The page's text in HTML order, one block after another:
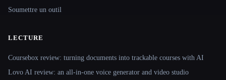
Soumettre un outil
LECTURE
Coursebox review: turning documents into trackable courses with AI
Lovo AI review: an all-in-one voice generator and video studio